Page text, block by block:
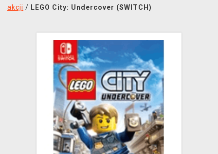
SOUNDTRACKI
TRANSPORT
XZONE KLUB
akcji / LEGO City: Undercover (SWITCH)